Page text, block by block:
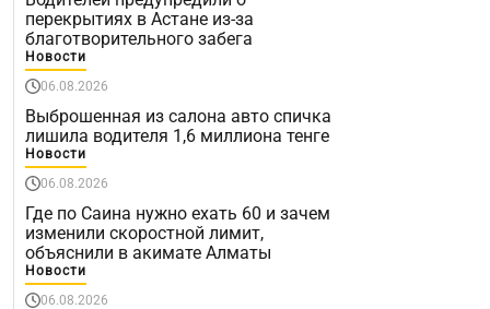
перекрытиях в Астане из-за
благотворительного забега
Новости
06.08.2026
Выброшенная из салона авто спичка
лишила водителя 1,6 миллиона тенге
Новости
06.08.2026
Где по Саина нужно ехать 60 и зачем
изменили скоростной лимит,
объяснили в акимате Алматы
Новости
06.08.2026